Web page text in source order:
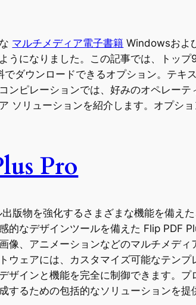
マルチメディア電子書籍 Windowsおよ
うになりました。この記事では、トップ
ダウンロードできるオプション。テ
ンピレーションでは、好みのオペレー
ソリューションを紹介します。オプシ
Pro
版物を強化するさまざまな機能を備え
的なデザインツールを備えた Flip PDF
像、アニメーションなどのマルチメデ
ウェアには、カスタマイズ可能なテン
ザインと機能を完全に制御できます。
するための包括的なソリューションを提